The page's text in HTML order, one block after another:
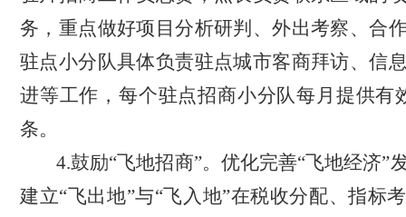
务，重点做好项目分析研判、外出考察、合
驻点小分队具体负责驻点城市客商拜访、信
进等工作，每个驻点招商小分队每月提供有
条。
4.鼓励“飞地招商”。优化完善“飞地经济”
建立“飞出地”与“飞入地”在税收分配、指标